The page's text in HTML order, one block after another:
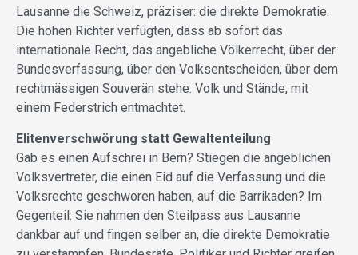
Lausanne die Schweiz, präziser: die direkte Demokratie.
Die hohen Richter verfügten, dass ab sofort das
internationale Recht, das angebliche Völ­kerrecht, über der
Bundesverfassung, über den Volksentscheiden, über dem
rechtmässigen Souverän stehe. Volk und Stände, mit
einem Federstrich entmachtet.
Elitenverschwörung statt Gewaltenteilung
Gab es einen Aufschrei in Bern? Stie­gen die angeblichen
Volksvertreter, die einen Eid auf die Verfassung und die
Volksrechte geschworen haben, auf die Barrikaden? Im
Gegenteil: Sie nahmen den Steilpass aus Lausanne
dankbar auf und fingen selber an, die direkte Demokratie